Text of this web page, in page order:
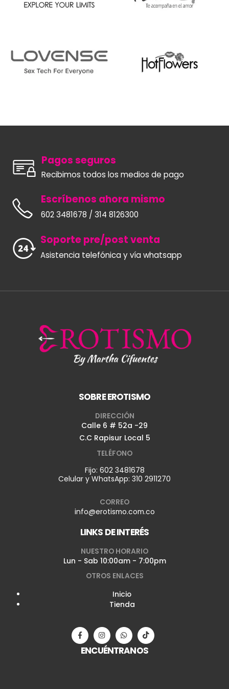
Pagos seguros
Recibimos todos los medios de pago
Escríbenos ahora mismo
602 3481678 / 314 8126300
Soporte pre/post venta
Asistencia telefónica y vía whatsapp
SOBRE EROTISMO
DIRECCIÓN
Calle 6 # 52a -29
C.C Rapisur Local 5
TELÉFONO
Fijo: 602 3481678
Celular y WhatsApp: 310 2911270
CORREO
info@erotismo.com.co
LINKS DE INTERÉS
NUESTRO HORARIO
Lun - Sab 10:00am - 7:00pm
OTROS ENLACES
Inicio
Tienda
ENCUÉNTRANOS